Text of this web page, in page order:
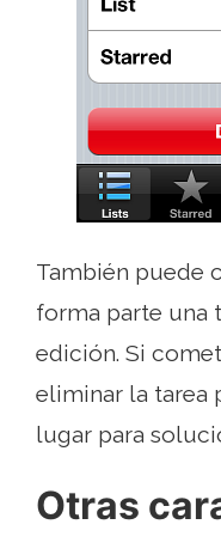
También puede
forma parte una
edición. Si
eliminar la tarea
lugar para
Otras